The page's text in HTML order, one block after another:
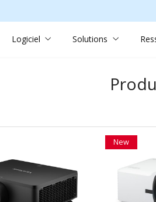
Logiciel Solutions
New